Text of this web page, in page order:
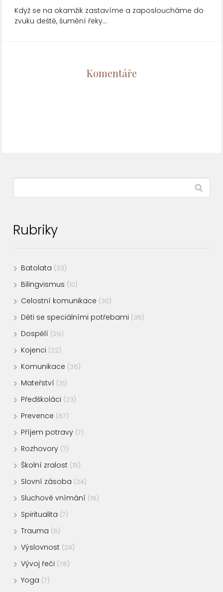
Když se na okamžik zastavíme a zaposloucháme do
zvuku deště, šumění řeky…
Komentáře
Rubriky
Batolata (33)
Bilingvismus (10)
Celostní komunikace (30)
Děti se speciálními potřebami (36)
Dospělí (29)
Kojenci (22)
Komunikace (36)
Mateřství (31)
Předškoláci (23)
Prevence (67)
Příjem potravy (7)
Rozhovory (7)
Školní zralost (15)
Slovní zásoba (24)
Sluchové vnímání (18)
Spiritualita (7)
Trauma (8)
Výslovnost (24)
Vývoj řeči (78)
Yoga (7)